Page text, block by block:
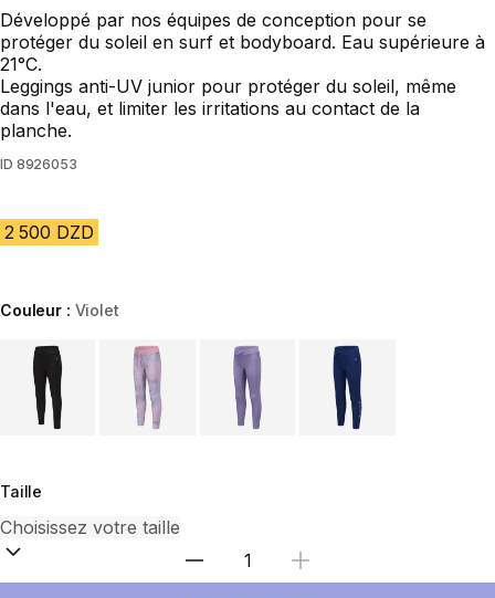
Développé par nos équipes de conception pour se
protéger du soleil en surf et bodyboard. Eau supérieure à
21°C.
Leggings anti-UV junior pour protéger du soleil, même
dans l'eau, et limiter les irritations au contact de la
planche.
ID 8926053
2 500 DZD
Couleur : Violet
Choose a variant
Taille
Sélectionnez la quantité